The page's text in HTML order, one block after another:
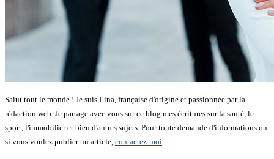
Salut tout le monde ! Je suis Lina, française d'origine et passionnée par la
rédaction web. Je partage avec vous sur ce blog mes écritures sur la santé, le
sport, l'immobilier et bien d'autres sujets. Pour toute demande d'informations ou
si vous voulez publier un article, contactez-moi.